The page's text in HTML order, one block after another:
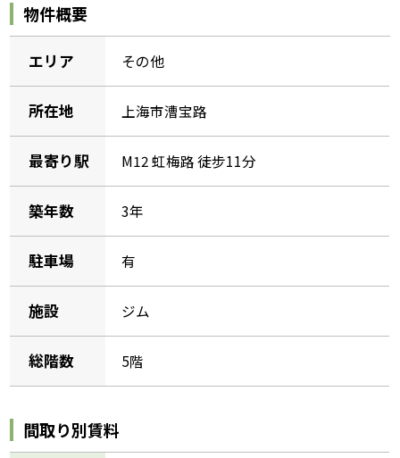
物件概要
エリア その他
所在地 上海市漕宝路
最寄り駅 M12 虹梅路 徒步11分
築年数 3年
駐車場 有
施設 ジム
総階数 5階
間取り別賃料